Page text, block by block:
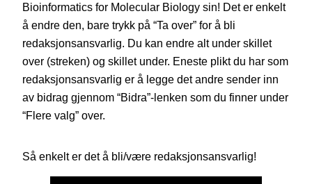
Bioinformatics for Molecular Biology sin! Det er enkelt
å endre den, bare trykk på “Ta over” for å bli
redaksjonsansvarlig. Du kan endre alt under skillet
over (streken) og skillet under. Eneste plikt du har som
redaksjonsansvarlig er å legge det andre sender inn
av bidrag gjennom “Bidra”-lenken som du finner under
“Flere valg” over.
Så enkelt er det å bli/være redaksjonsansvarlig!